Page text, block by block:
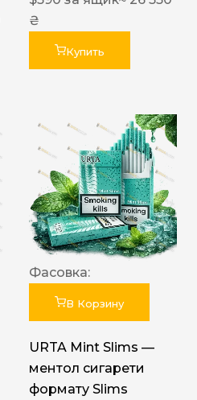
₴
Купить
Фасовка:
В Корзину
URTA Mint Slims —
ментол сигарети
формату Slims